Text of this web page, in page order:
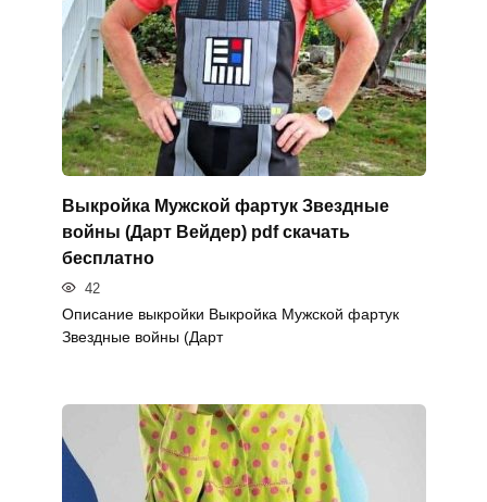
Выкройка Мужской фартук Звездные
войны (Дарт Вейдер) pdf скачать
бесплатно
42
Описание выкройки Выкройка Мужской фартук
Звездные войны (Дарт